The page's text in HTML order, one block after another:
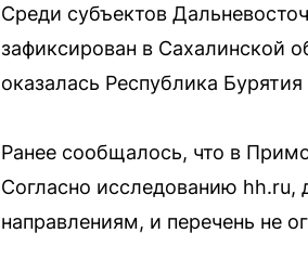
Среди субъектов
зафиксирован в Сахалинской
оказалась Республика
Ранее сообщалось, что в
Согласно исследованию hh.ru,
направлениям, и перечень не